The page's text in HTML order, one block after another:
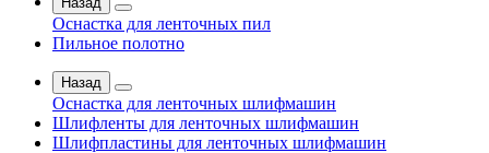
Оснастка для ленточных пил
Пильное полотно
Назад
Оснастка для ленточных шлифмашин
Шлифленты для ленточных шлифмашин
Шлифпластины для ленточных шлифмашин